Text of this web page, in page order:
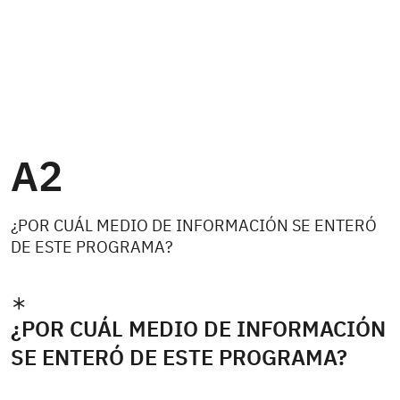
A2
¿POR CUÁL MEDIO DE INFORMACIÓN SE ENTERÓ
DE ESTE PROGRAMA?
¿POR CUÁL MEDIO DE INFORMACIÓN
SE ENTERÓ DE ESTE PROGRAMA?